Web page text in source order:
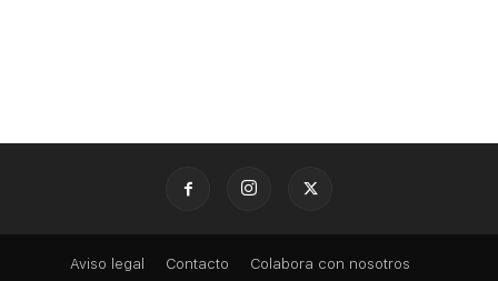
Aviso legal Contacto
Colabora con nosotros